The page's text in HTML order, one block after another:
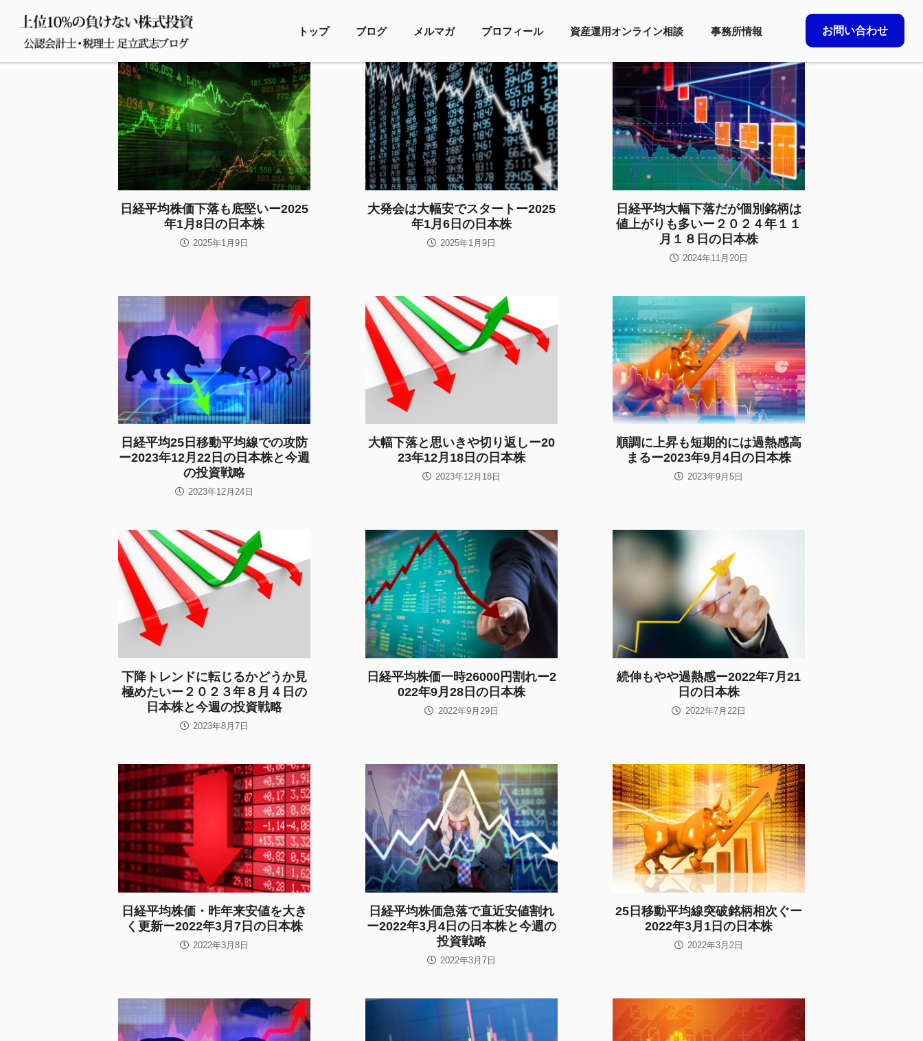
トップ ブログ メルマガ プロフィール 資産運用オンライン相談 事務所情報 お問い合わせ
日経平均株価下落も底堅いー2025
年1月8日の日本株
2025年1月9日
大発会は大幅安でスタートー2025
年1月6日の日本株
2025年1月9日
日経平均大幅下落だが個別銘柄は
値上がりも多いー２０２４年１１
月１８日の日本株
2024年11月20日
日経平均25日移動平均線での攻防
ー2023年12月22日の日本株と今週
の投資戦略
2023年12月24日
大幅下落と思いきや切り返しー20
23年12月18日の日本株
2023年12月18日
順調に上昇も短期的には過熱感高
まるー2023年9月4日の日本株
2023年9月5日
下降トレンドに転じるかどうか見
極めたいー２０２３年８月４日の
日本株と今週の投資戦略
2023年8月7日
日経平均株価一時26000円割れー2
022年9月28日の日本株
2022年9月29日
続伸もやや過熱感ー2022年7月21
日の日本株
2022年7月22日
日経平均株価・昨年来安値を大き
く更新ー2022年3月7日の日本株
2022年3月8日
日経平均株価急落で直近安値割れ
ー2022年3月4日の日本株と今週の
投資戦略
2022年3月7日
25日移動平均線突破銘柄相次ぐー
2022年3月1日の日本株
2022年3月2日